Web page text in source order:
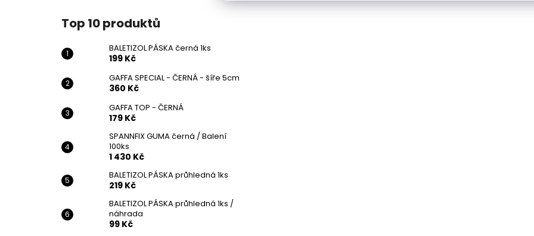
Top 10 produktů
BALETIZOL PÁSKA černá 1ks
199 Kč
GAFFA SPECIAL - ČERNÁ - šíře 5cm
360 Kč
GAFFA TOP - ČERNÁ
179 Kč
SPANNFIX GUMA černá / Balení
100ks
1 430 Kč
BALETIZOL PÁSKA průhledná 1ks
219 Kč
BALETIZOL PÁSKA průhledná 1ks /
náhrada
99 Kč